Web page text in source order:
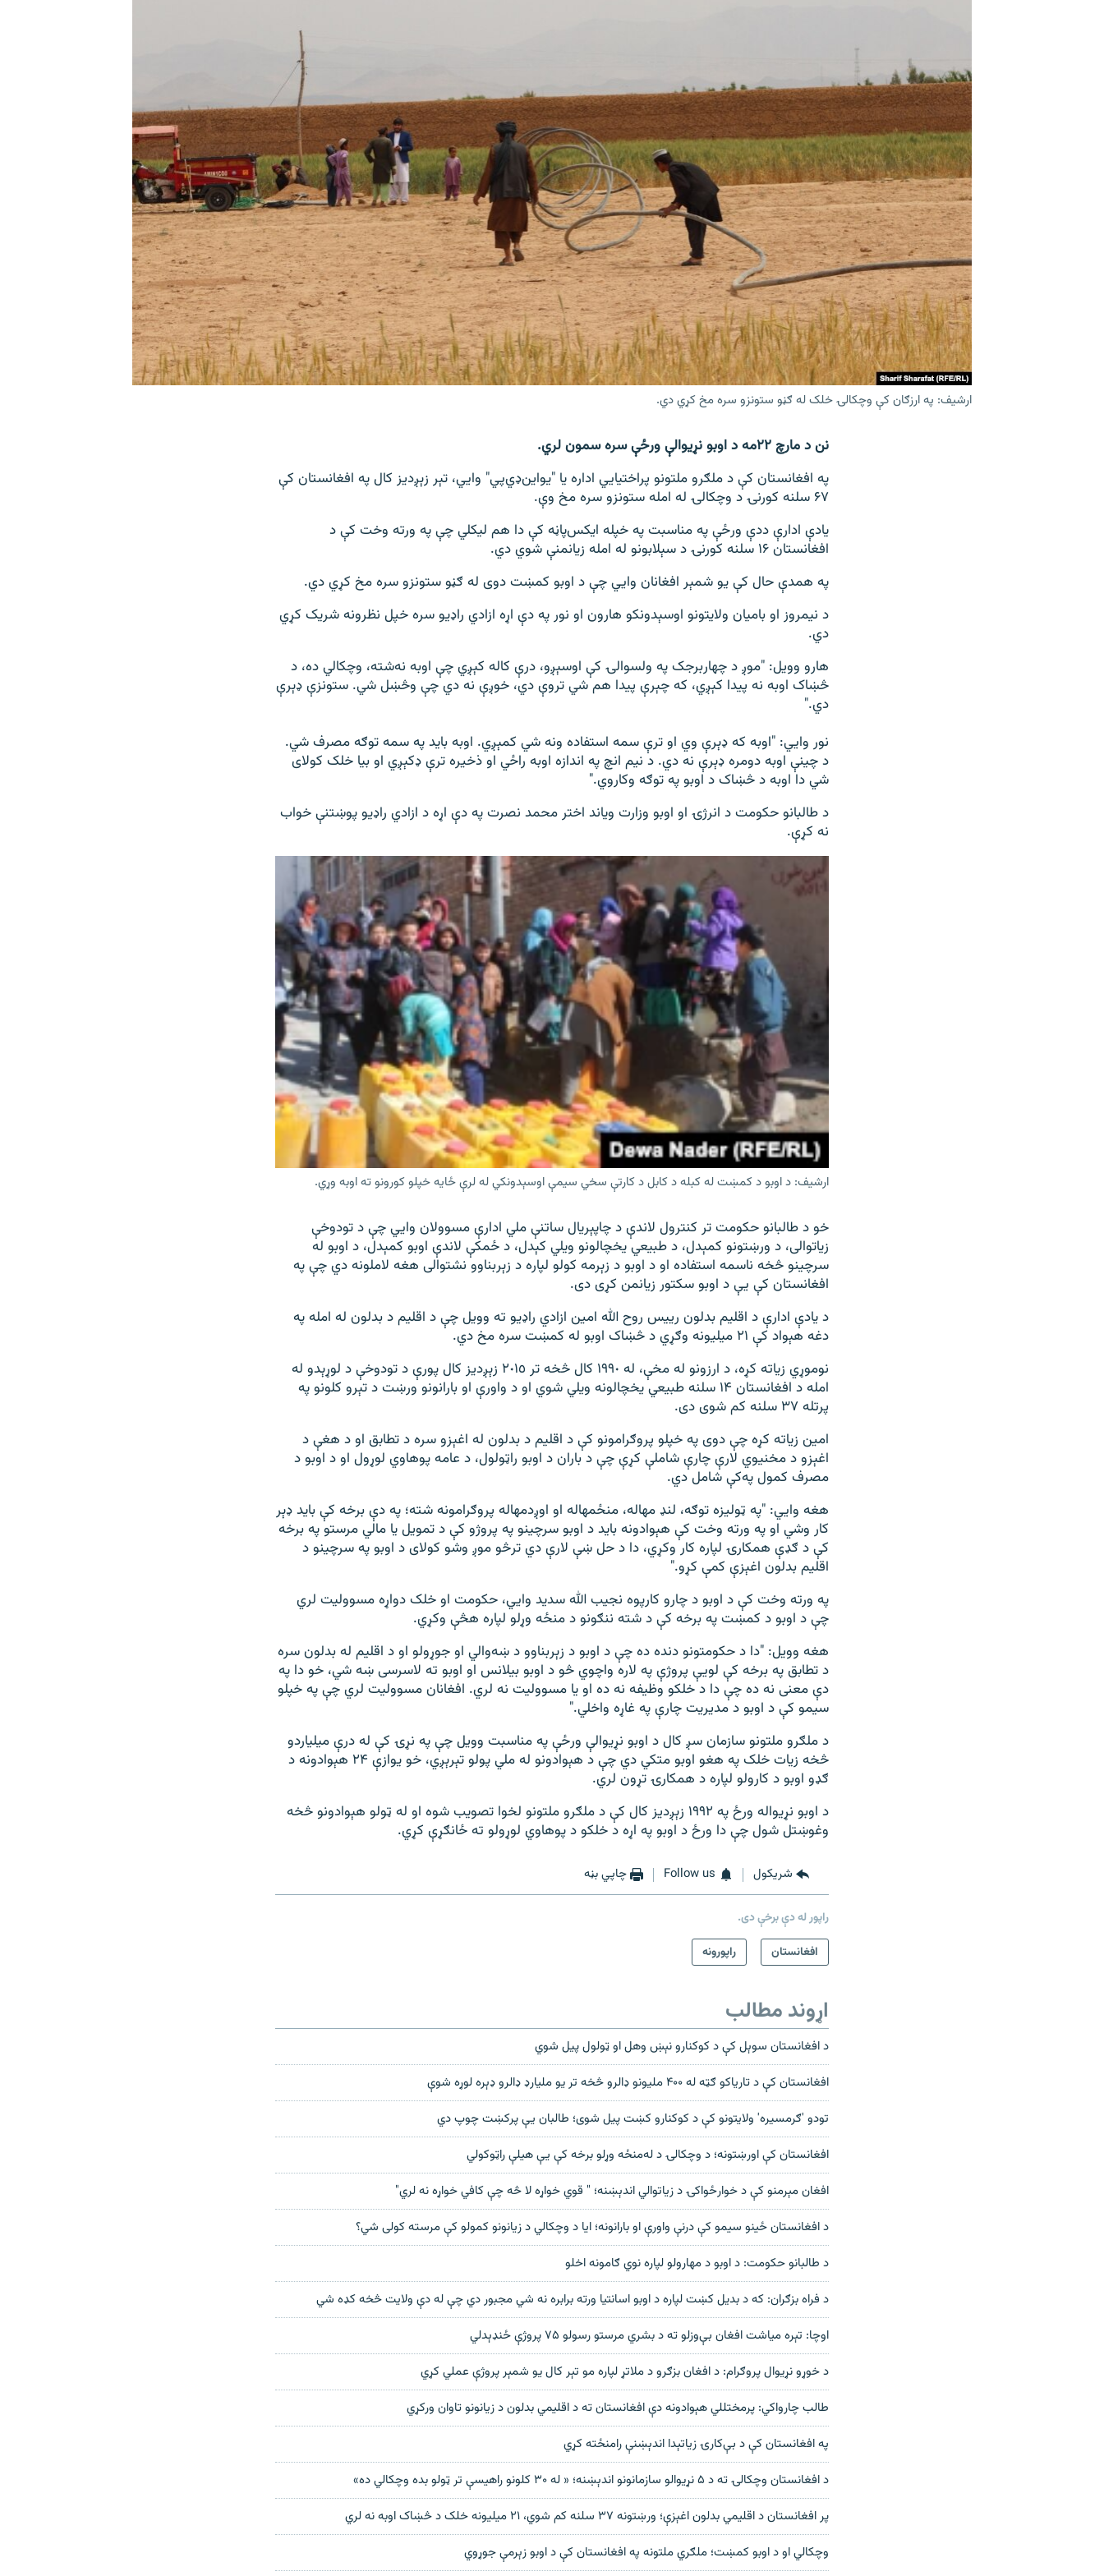
ارشیف: په ارزګان کې وچکالۍ خلک له ګڼو ستونزو سره مخ کړي دي.
نن د مارچ ٢٢مه د اوبو نړیوالې ورځې سره سمون لري.
په افغانستان کې د ملګرو ملتونو پراختیايي اداره یا "یو‌این‌ډي‌پي" وايي، تېر زېږدیز کال په افغانستان کې
۶۷ سلنه کورنۍ د وچکالۍ له امله ستونزو سره مخ وې.
يادې ادارې ددې ورځې په مناسبت په خپله ایکس‌پاڼه کې دا هم لیکلي چې په ورته وخت کې د
افغانستان ۱۶ سلنه کورنۍ د سېلابونو له امله زیانمنې شوي دي.
په همدې حال کې یو شمېر افغانان وايي چې د اوبو کمښت دوی له ګڼو ستونزو سره مخ کړي دي.
د نیمروز او بامیان ولایتونو اوسېدونکو هارون او نور په دې اړه ازادي راډيو سره خپل نظرونه شریک کړي
دي.
هارو وویل: "موږ د چهاربرجک په ولسوالۍ کې اوسېږو، درې کاله کېږي چې اوبه نه‌شته، وچکالي ده، د
څښاک اوبه نه پیدا کېږي، که چېرې پیدا هم شي تروې دي، خوږې نه دي چې وڅښل شي. ستونزې ډېرې
دي."
نور وايي: "اوبه که ډېرې وي او ترې سمه استفاده ونه شي کمېږي. اوبه باید په سمه توګه مصرف شي.
د چینې اوبه دومره ډېرې نه دي. د نیم انچ په اندازه اوبه راځي او ذخیره ترې ډکېږي او بیا خلک کولای
شي دا اوبه د څښاک د اوبو په توګه وکاروي."
د طالبانو حکومت د انرژۍ او اوبو وزارت ویاند اختر محمد نصرت په دې اړه د ازادي راډیو پوښتنې خواب
نه کړې.
ارشیف: د اوبو د کمښت له کبله د کابل د کارتې سخي سیمې اوسېدونکي له لرې ځایه خپلو کورونو ته اوبه وړي.
خو د طالبانو حکومت تر کنترول لاندې د چاپېریال ساتنې ملي ادارې مسوولان وايي چې د تودوخې
زیاتوالی، د ورښتونو کمېدل، د طبیعي یخچالونو ویلي کېدل، د ځمکې لاندې اوبو کمېدل، د اوبو له
سرچینو څخه ناسمه استفاده او د اوبو د زېرمه کولو لپاره د زېربناوو نشتوالی هغه لاملونه دي چې په
افغانستان کې یې د اوبو سکتور زیانمن کړی دی.
د یادې ادارې د اقلیم بدلون رییس روح الله امین ازادي راډيو ته وویل چې د اقلیم د بدلون له امله په
دغه هېواد کې ۲۱ میلیونه وګړي د څښاک اوبو له کمښت سره مخ دي.
نوموړي زیاته کړه، د ارزونو له مخې، له ١٩٩٠ کال څخه تر ٢٠١٥ زېږدیز کال پورې د تودوخې د لوړېدو له
امله د افغانستان ١۴ سلنه طبيعي یخچالونه ویلي شوي او د واورې او بارانونو ورښت د تېرو کلونو په
پرتله ٣٧ سلنه کم شوى دى.
امین زیاته کړه چې دوی په خپلو پروګرامونو کې د اقلیم د بدلون له اغېزو سره د تطابق او د هغې د
اغېزو د مخنیوي لارې چارې شاملې کړې چې د باران د اوبو راټولول، د عامه پوهاوي لوړول او د اوبو د
مصرف کمول په‌کې شامل دي.
هغه وايي: "په ټولیزه توګه، لنډ مهاله، منځمهاله او اوږدمهاله پروګرامونه شته؛ په دې برخه کې باید ډېر
کار وشي او په ورته وخت کې هېوادونه باید د اوبو سرچینو په پروژو کې د تمویل یا مالي مرستو په برخه
کې د ګډې همکارۍ لپاره کار وکړي، دا د حل ښې لارې دي ترڅو موږ وشو کولای د اوبو په سرچینو د
اقلیم بدلون اغېزې کمې کړو."
په ورته وخت کې د اوبو د چارو کارپوه نجیب الله سدید وايي، حکومت او خلک دواړه مسوولیت لري
چې د اوبو د کمښت په برخه کې د شته ننګونو د منځه وړلو لپاره هڅې وکړي.
هغه وویل: "دا د حکومتونو دنده ده چې د اوبو د زېربناوو د ښه‌والي او جوړولو او د اقلیم له بدلون سره
د تطابق په برخه کې لویې پروژې په لاره واچوي څو د اوبو بیلانس او اوبو ته لاسرسی ښه شي، خو دا په
دې معنی نه ده چې دا د خلکو وظیفه نه ده او یا مسوولیت نه لري. افغانان مسوولیت لري چې په خپلو
سیمو کې د اوبو د مدیریت چارې په غاړه واخلي."
د ملګرو ملتونو سازمان سږ کال د اوبو نړیوالې ورځې په مناسبت وویل چې په نړۍ کې له درې میلیاردو
څخه زیات خلک په هغو اوبو متکي دي چې د هېوادونو له ملي پولو تېرېږي، خو یوازې ۲۴ هېوادونه د
ګډو اوبو د کارولو لپاره د همکارۍ تړون لري.
د اوبو نړیواله ورځ په ١٩٩٢ زېږدیز کال کې د ملګرو ملتونو لخوا تصویب شوه او له ټولو هېوادونو څخه
وغوښتل شول چې دا ورځ د اوبو په اړه د خلکو د پوهاوي لوړولو ته ځانګړې کړي.
شريکول Follow us چاپي بڼه
راپور له دې برخې دی.
افغانستان
راپورونه
اړوند مطالب
د افغانستان سوېل کې د کوکنارو نېښ وهل او ټولول پیل شوي
افغانستان کې د تارياکو ګټه له ۴۰۰ مليونو ډالرو څخه تر يو مليارډ ډالرو ډېره لوړه شوې
تودو 'ګرمسیره' ولایتونو کې د کوکنارو کښت پیل شوی؛ طالبان یې پرکښت چوپ دي
افغانستان کې اورښتونه؛ د وچکالۍ د له‌منځه وړلو برخه کې یې هیلې راټوکولي
افغان مېرمنو کې د خوارځواکۍ د زیاتوالي اندېښنه؛ " قوي خواړه لا څه چې کافي خواړه نه لري"
د افغانستان ځینو سیمو کې درنې واورې او بارانونه؛ ایا د وچکالي د زیانونو کمولو کې مرسته کولی شي؟
د طالبانو حکومت: د اوبو د مهارولو لپاره نوي ګامونه اخلو
د فراه بزګران: که د بدیل کښت لپاره د اوبو اسانتیا ورته برابره نه شي مجبور دي چې له دې ولایت څخه کډه شي
اوچا: تېره میاشت افغان بې‌وزلو ته د بشري مرستو رسولو ۷۵ پروژې ځنډېدلي
د خوړو نړیوال پروګرام: د افغان بزګرو د ملاتړ لپاره مو تېر کال یو شمېر پروژې عملي کړي
طالب چارواکي: پرمختللي هېوادونه دې افغانستان ته د اقلیمي بدلون د زیانونو تاوان ورکړي
په افغانستان کې د بې‌کارۍ زیاتېدا اندېښنې رامنځته کړي
د افغانستان وچکالۍ ته د ۵ نړیوالو سازمانونو اندېښنه؛ « له ۳۰ کلونو راهیسې تر ټولو بده وچکالي ده»
پر افغانستان د اقلیمي بدلون اغېزې؛ ورښتونه ۳۷ سلنه کم شوي، ۲۱ میلیونه خلک د څښاک اوبه نه لري
وچکالي او د اوبو کمښت؛ ملګري ملتونه په افغانستان کې د اوبو زېرمې جوړوي